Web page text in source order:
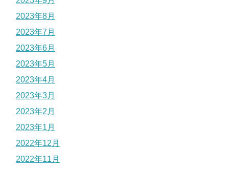
2023年8月
2023年7月
2023年6月
2023年5月
2023年4月
2023年3月
2023年2月
2023年1月
2022年12月
2022年11月